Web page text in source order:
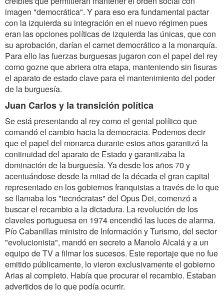
imagen "democrática". Y para eso era fundamental pactar
con la izquierda su integración en el nuevo régimen pues
eran las opciones políticas de izquierda las únicas, que con
su aprobación, darían el carnet democrático a la monarquía.
Para ello las fuerzas burguesas jugaron con el papel del rey
como gozne que abriera otra etapa, manteniendo sin fisuras
el aparato de estado clave para el mantenimiento del poder
de la burguesía.
Juan Carlos y la transición política
Se está presentando al rey como el genial político que
comandó el cambio hacia la democracia. Podemos decir
que el papel del monarca durante estos años garantizó la
continuidad del aparato de Estado y garantizaba la
dominación de la burguesía. Ya desde los años 70 y
acentuándose desde la mitad de la década el gran capital
representado en los gobiernos franquistas a través de lo que
se llamaba los "tecnócratas" del Opus Dei, comenzó a
buscar el recambio a la dictadura. La revolución de los
claveles portuguesa en 1974 encendió las luces de alarma.
Pío Cabanillas ministro de Información y Turismo, del sector
"evolucionista", mandó en secreto a Manolo Alcalá y a un
equipo de TV a filmar los sucesos. Este reportaje que no fue
emitido públicamente, lo vieron exclusivamente el gobierno
Arias al completo. Había que procurar el recambio. Estaban
advertidos de lo que podía ocurrir.